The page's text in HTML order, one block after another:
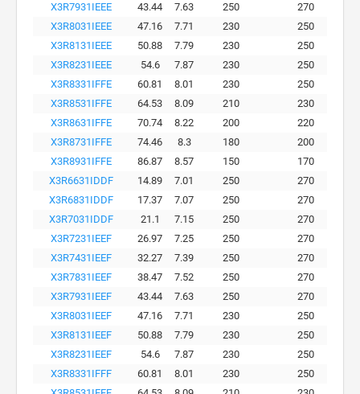
X3R7931IEEE
43.44 7.63 250
270
X3R8031IEEE
47.16 7.71 230
250
X3R8131IEEE
50.88 7.79 230
250
X3R8231IEEE
54.6 7.87 230
250
X3R8331IFFE
60.81 8.01 230
250
X3R8531IFFE
64.53 8.09 210
230
X3R8631IFFE
70.74 8.22 200
220
X3R8731IFFE
74.46 8.3 180
200
X3R8931IFFE
86.87 8.57 150
170
X3R6631IDDF
14.89 7.01 250
270
X3R6831IDDF
17.37 7.07 250
270
X3R7031IDDF
21.1 7.15 250
270
X3R7231IEEF
26.97 7.25 250
270
X3R7431IEEF
32.27 7.39 250
270
X3R7831IEEF
38.47 7.52 250
270
X3R7931IEEF
43.44 7.63 250
270
X3R8031IEEF
47.16 7.71 230
250
X3R8131IEEF
50.88 7.79 230
250
X3R8231IEEF
54.6 7.87 230
250
X3R8331IFFF
60.81 8.01 230
250